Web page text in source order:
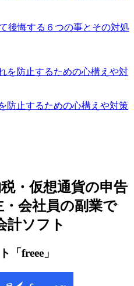
後悔する６つの事とその対処
防止するための心構えや対策
・仮想通貨の申告
会社員の副業で
計ソフト
「freee」